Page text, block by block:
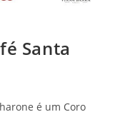
Santa
é um Coro